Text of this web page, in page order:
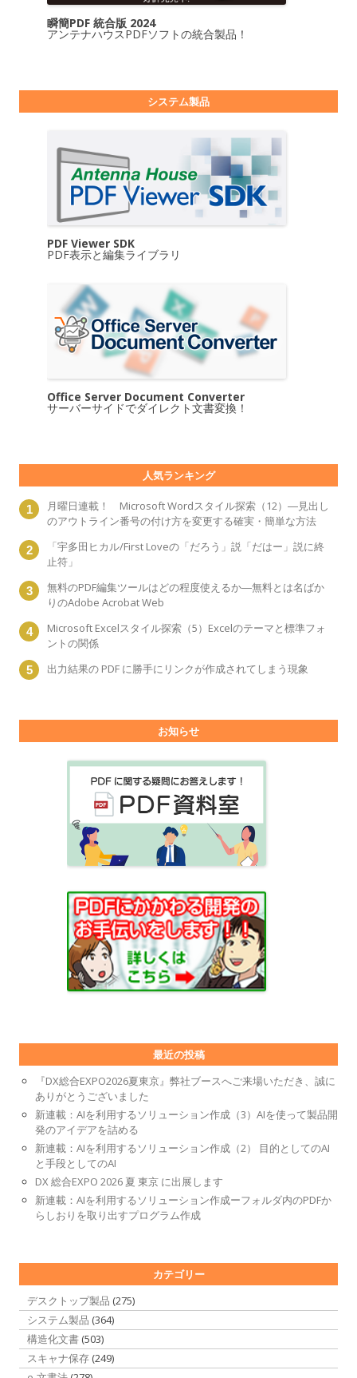
瞬簡PDF 統合版 2024
アンテナハウスPDFソフトの統合製品！
システム製品
PDF Viewer SDK
PDF表示と編集ライブラリ
Office Server Document Converter
サーバーサイドでダイレクト文書変換！
人気ランキング
月曜日連載！ Microsoft Wordスタイル探索（12）―見出し
のアウトライン番号の付け方を変更する確実・簡単な方法
「宇多田ヒカル/First Loveの「だろう」説「だはー」説に終
止符」
無料のPDF編集ツールはどの程度使えるか―無料とは名ばか
りのAdobe Acrobat Web
Microsoft Excelスタイル探索（5）Excelのテーマと標準フォ
ントの関係
出力結果の PDF に勝手にリンクが作成されてしまう現象
お知らせ
最近の投稿
『DX総合EXPO2026夏東京』弊社ブースへご来場いただき、誠に
ありがとうございました
新連載：AIを利用するソリューション作成（3）AIを使って製品開
発のアイデアを詰める
新連載：AIを利用するソリューション作成（2） 目的としてのAI
と手段としてのAI
DX 総合EXPO 2026 夏 東京 に出展します
新連載：AIを利用するソリューション作成ーフォルダ内のPDFか
らしおりを取り出すプログラム作成
カテゴリー
デスクトップ製品 (275)
システム製品 (364)
構造化文書 (503)
スキャナ保存 (249)